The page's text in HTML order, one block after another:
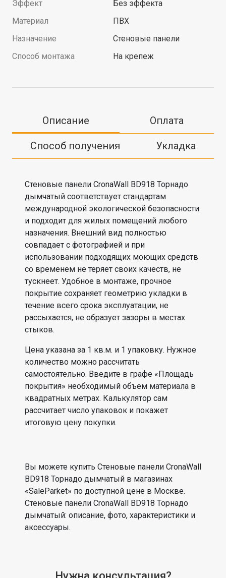
Эффект
Без эффекта
Материал
ПВХ
Назначение
Стеновые панели
Способ монтажа
На крепеж
Описание Оплата
Способ получения Укладка
Стеновые панели CronaWall BD918 Торнадо
дымчатый соответствует стандартам
международной экологической безопасности
и подходит для жилых помещений любого
назначения. Внешний вид полностью
совпадает с фотографией и при
использовании подходящих моющих средств
со временем не теряет своих качеств, не
тускнеет. Удобное в монтаже, прочное
покрытие сохраняет геометрию укладки в
течение всего срока эксплуатации, не
рассыхается, не образует зазоры в местах
стыков.
Цена указана за 1 кв.м. и 1 упаковку. Нужное
количество можно рассчитать
самостоятельно. Введите в графе «Площадь
покрытия» необходимый объем материала в
квадратных метрах. Калькулятор сам
рассчитает число упаковок и покажет
итоговую цену покупки.
Вы можете купить Стеновые панели CronaWall
BD918 Торнадо дымчатый в магазинах
«SaleParket» по доступной цене в Москве.
Стеновые панели CronaWall BD918 Торнадо
дымчатый: описание, фото, характеристики и
аксессуары.